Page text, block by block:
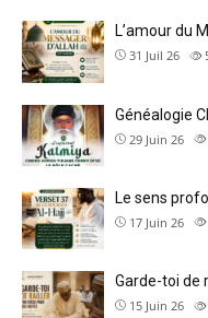
31 Juil 26
Généalogie
29 Juin 26
Le sens
17 Juin 26
Garde-toi de
15 Juin 26